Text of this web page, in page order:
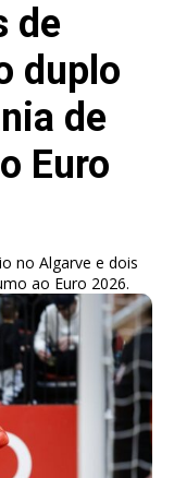
de
duplo
de
Euro
no Algarve e dois
ao Euro 2026.